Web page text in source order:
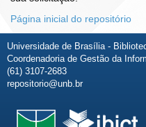
Página inicial do repositório
Universidade de Brasília -
Coordenadoria de Gestão da
(61) 3107-2683
repositorio@unb.br